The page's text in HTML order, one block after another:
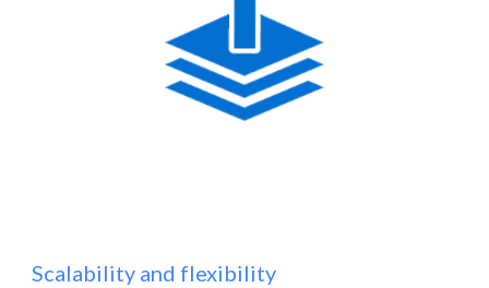
Scalability and flexibility